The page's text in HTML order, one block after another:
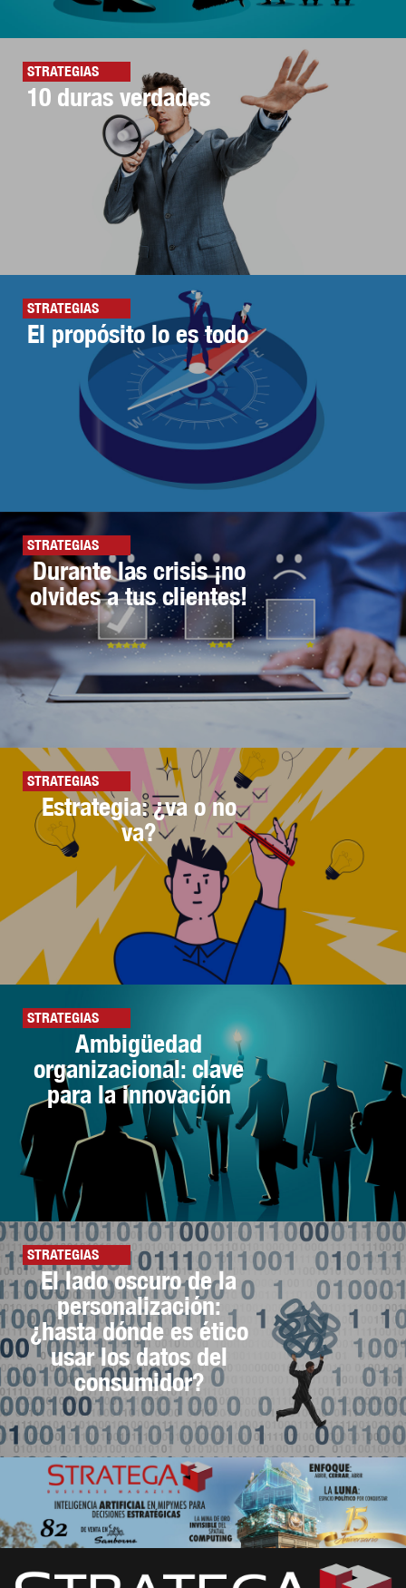
STRATEGIAS
10 duras verdades
STRATEGIAS
El propósito lo es todo
STRATEGIAS
Durante las crisis ¡no
olvides a tus clientes!
STRATEGIAS
Estrategia: ¿va o no
va?
STRATEGIAS
Ambigüedad
organizacional: clave
para la innovación
STRATEGIAS
El lado oscuro de la
personalización:
¿hasta dónde es ético
usar los datos del
consumidor?